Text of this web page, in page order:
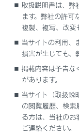
合わせて見られて
Lexus Teammate
低速時に障害物との
最適な車間距離を保
取扱説明書は、弊
ます。弊社の許可
複製、複写、改変
当サイトの利用、
損害が生じても、
掲載内容は予告な
があります。
当サイト（取扱説
の閲覧履歴、検索
る方は、当社の
ご連絡ください。